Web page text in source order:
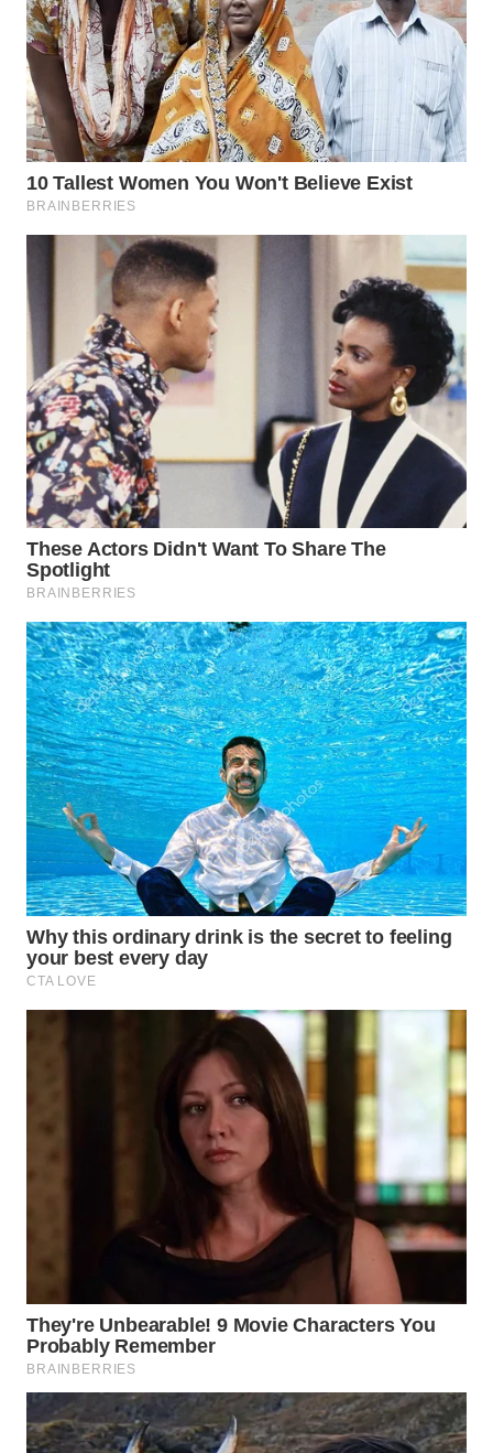
WAHANA
SELEB
WAHANA
PERSONA
WAHANA
OTOMOTIF
WAHANA
DESA
WISATA
LAPAK
WAHANA
Wahana
Network
KONSUMEN
LISTRIK
MASYARAKAT
KELISTRIKAN
WALINKI
ID
MAWAKA
ID
MARTABAT
NET
PLN
LPKKI
PORTAL
KONSUMEN
FORWAMKI